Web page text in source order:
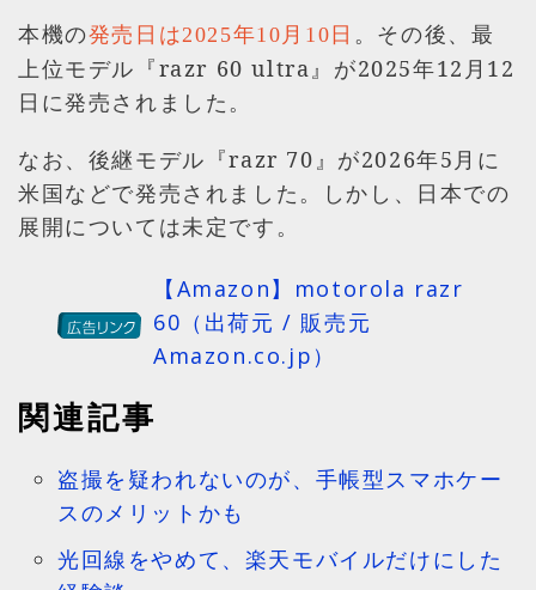
本機の発売日は2025年10月10日 。その後、最
上位モデル『razr 60 ultra』が2025年12月12
日に発売されました。
なお、後継モデル『razr 70』が2026年5月に
米国などで発売されました。しかし、日本での
展開については未定です。
【Amazon】motorola razr
60（出荷元 / 販売元
Amazon.co.jp）
関連記事
盗撮を疑われないのが、手帳型スマホケー
スのメリットかも
光回線をやめて、楽天モバイルだけにした